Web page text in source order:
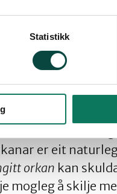
Statistikk
av
er eit
orkan kan
mogleg å skilje